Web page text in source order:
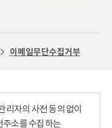
이메일무단수집거부
리자의 사전 동의 없이
주소를 수집하는